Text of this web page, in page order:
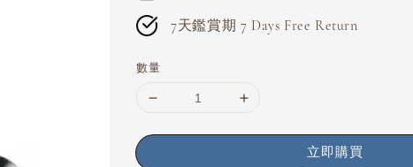
7天鑑賞期 7 Days Free Return
數量
立即購買